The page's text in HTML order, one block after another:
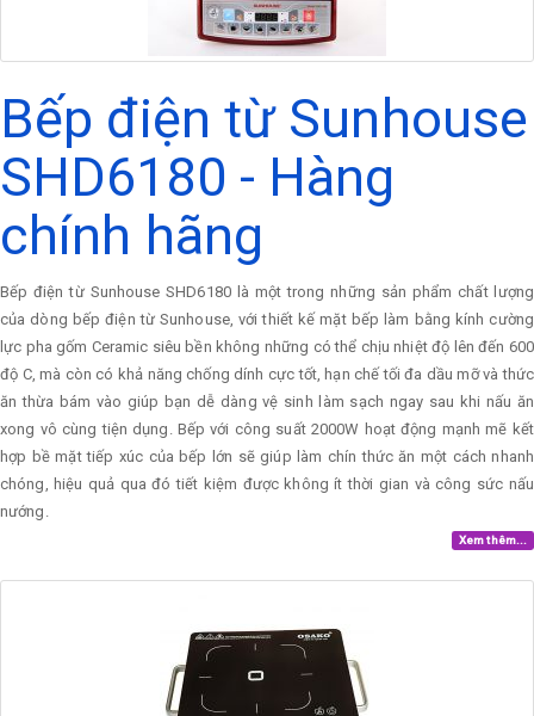
Bếp điện từ Sunhouse
SHD6180 - Hàng
chính hãng
Bếp điện từ Sunhouse SHD6180 là một trong những sản phẩm chất lượng
của dòng bếp điện từ Sunhouse, với thiết kế mặt bếp làm bằng kính cường
lực pha gốm Ceramic siêu bền không những có thể chịu nhiệt độ lên đến 600
độ C, mà còn có khả năng chống dính cực tốt, hạn chế tối đa dầu mỡ và thức
ăn thừa bám vào giúp bạn dễ dàng vệ sinh làm sạch ngay sau khi nấu ăn
xong vô cùng tiện dụng. Bếp với công suất 2000W hoạt động mạnh mẽ kết
hợp bề mặt tiếp xúc của bếp lớn sẽ giúp làm chín thức ăn một cách nhanh
chóng, hiệu quả qua đó tiết kiệm được không ít thời gian và công sức nấu
nướng.
Xem thêm...